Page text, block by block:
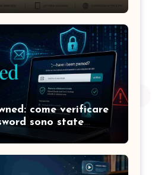
come verificare
sono state